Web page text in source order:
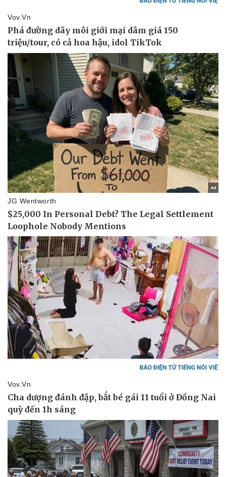
Dinh dưỡng - món ngon
Cây thuốc
Sản phụ khoa
Nhi khoa
Nam khoa
Làm đẹp - giảm cân
Phòng mạch online
Ăn sạch sống khỏe
Nhà đẹp
Blog